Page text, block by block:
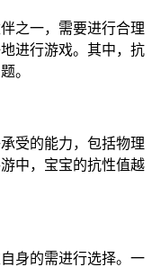
之一，需要进行合理
进行游戏。其中，抗
。
受的能力，包括物理
中，宝宝的抗性值越
身的需进行选择。一